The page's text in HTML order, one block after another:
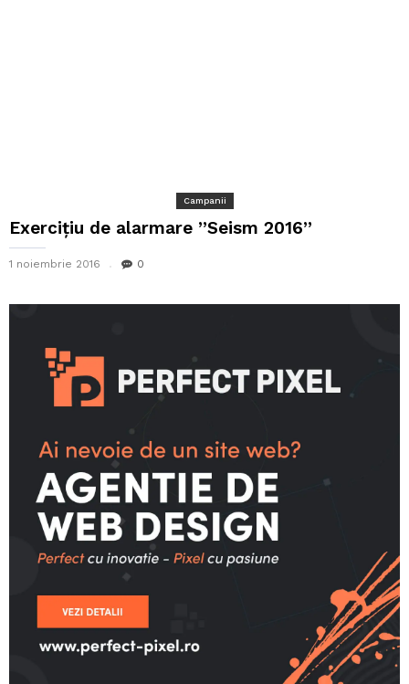
Campanii
Exercițiu de alarmare ”Seism 2016”
1 noiembrie 2016 0